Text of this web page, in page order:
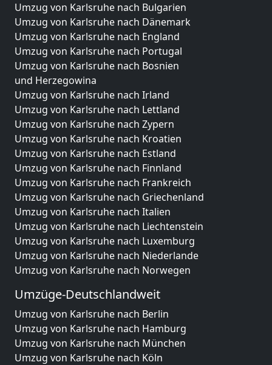
Umzug von Karlsruhe nach Bulgarien
Umzug von Karlsruhe nach Dänemark
Umzug von Karlsruhe nach England
Umzug von Karlsruhe nach Portugal
Umzug von Karlsruhe nach Bosnien
und Herzegowina
Umzug von Karlsruhe nach Irland
Umzug von Karlsruhe nach Lettland
Umzug von Karlsruhe nach Zypern
Umzug von Karlsruhe nach Kroatien
Umzug von Karlsruhe nach Estland
Umzug von Karlsruhe nach Finnland
Umzug von Karlsruhe nach Frankreich
Umzug von Karlsruhe nach Griechenland
Umzug von Karlsruhe nach Italien
Umzug von Karlsruhe nach Liechtenstein
Umzug von Karlsruhe nach Luxemburg
Umzug von Karlsruhe nach Niederlande
Umzug von Karlsruhe nach Norwegen
Umzüge-Deutschlandweit
Umzug von Karlsruhe nach Berlin
Umzug von Karlsruhe nach Hamburg
Umzug von Karlsruhe nach München
Umzug von Karlsruhe nach Köln